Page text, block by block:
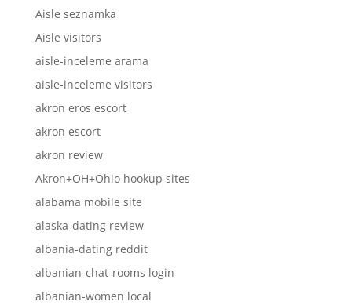
Aisle seznamka
Aisle visitors
aisle-inceleme arama
aisle-inceleme visitors
akron eros escort
akron escort
akron review
Akron+OH+Ohio hookup sites
alabama mobile site
alaska-dating review
albania-dating reddit
albanian-chat-rooms login
albanian-women local